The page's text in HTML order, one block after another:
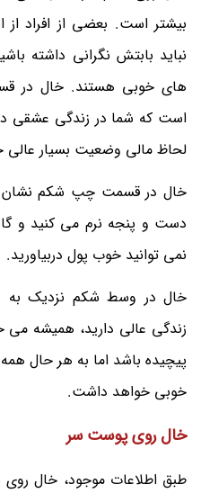
بیشتر است. بعضی از افراد
نباید بابتش نگرانی داشته
های خوبی هستند‌. خال در
است که شما در زندگی عشقی
لحاظ مالی وضعیت بسیار
خال در قسمت چپ شکم نشان
دست و پنجه نرم می‌ کنید و
نمی‌ توانید خوب پول دربیاورید.
خال در وسط شکم نزدیک به
زندگی عالی دارید، همیشه می
پیچیده باشد اما به هر حال
خوبی خواهد داشت.
خال روی پوست سر
طبق اطلاعات موجود، خال